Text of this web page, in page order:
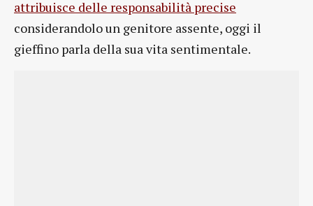
attribuisce delle responsabilità precise
considerandolo un genitore assente, oggi il
gieffino parla della sua vita sentimentale.